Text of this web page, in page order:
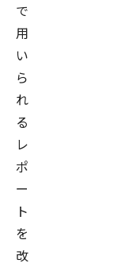
で
用
い
ら
れ
る
レ
ポ
ー
ト
を
改